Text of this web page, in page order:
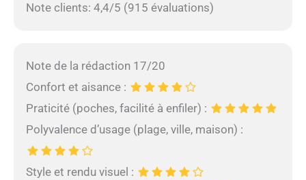
Note clients: 4,4/5 (915 évaluations)
Note de la rédaction 17/20
Confort et aisance :
Praticité (poches, facilité à enfiler) :
Polyvalence d’usage (plage, ville, maison) :
Style et rendu visuel :